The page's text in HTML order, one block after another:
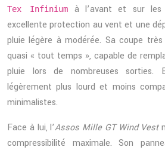
Tex Infinium
à l’avant et sur les
excellente protection au vent et une
pluie légère à modérée. Sa coupe
quasi « tout temps », capable de
pluie lors de nombreuses sorties.
légèrement plus lourd et moins
minimalistes.
Face à lui, l’Assos Mille GT Wind Vest
compressibilité maximale. Son